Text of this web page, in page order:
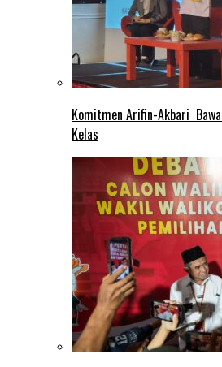
Komitmen Arifin-Akbari
Kelas